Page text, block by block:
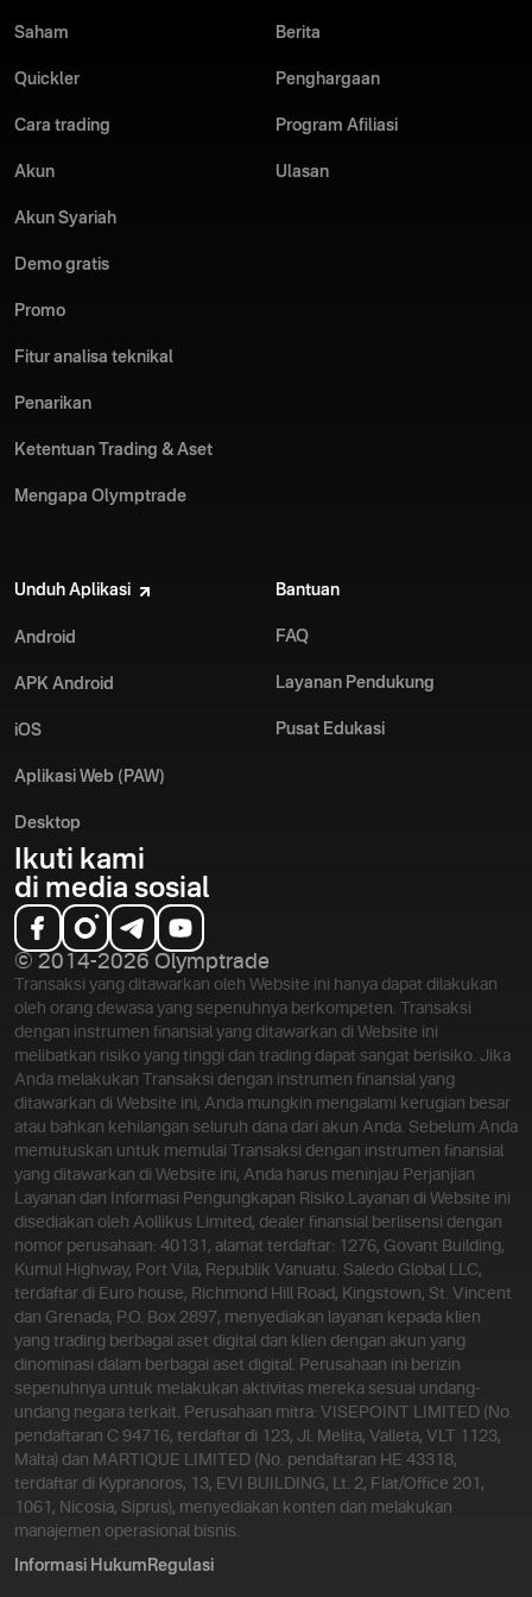
Saham
Quickler
Cara trading
Akun
Akun Syariah
Demo gratis
Promo
Fitur analisa teknikal
Penarikan
Ketentuan Trading & Aset
Mengapa Olymptrade
Berita
Penghargaan
Program Afiliasi
Ulasan
Unduh Aplikasi
Android
APK Android
iOS
Aplikasi Web (PAW)
Desktop
Bantuan
FAQ
Layanan Pendukung
Pusat Edukasi
Ikuti kami
di media sosial
© 2014-2026 Olymptrade
Transaksi yang ditawarkan oleh Website ini hanya dapat dilakukan
oleh orang dewasa yang sepenuhnya berkompeten. Transaksi
dengan instrumen finansial yang ditawarkan di Website ini
melibatkan risiko yang tinggi dan trading dapat sangat berisiko. Jika
Anda melakukan Transaksi dengan instrumen finansial yang
ditawarkan di Website ini, Anda mungkin mengalami kerugian besar
atau bahkan kehilangan seluruh dana dari akun Anda. Sebelum Anda
memutuskan untuk memulai Transaksi dengan instrumen finansial
yang ditawarkan di Website ini, Anda harus meninjau Perjanjian
Layanan dan Informasi Pengungkapan Risiko. Layanan di Website ini
disediakan oleh Aollikus Limited, dealer finansial berlisensi dengan
nomor perusahaan: 40131, alamat terdaftar: 1276, Govant Building,
Kumul Highway, Port Vila, Republik Vanuatu. Saledo Global LLC,
terdaftar di Euro house, Richmond Hill Road, Kingstown, St. Vincent
dan Grenada, P.O. Box 2897, menyediakan layanan kepada klien
yang trading berbagai aset digital dan klien dengan akun yang
dinominasi dalam berbagai aset digital. Perusahaan ini berizin
sepenuhnya untuk melakukan aktivitas mereka sesuai undang-
undang negara terkait. Perusahaan mitra: VISEPOINT LIMITED (No.
pendaftaran C 94716, terdaftar di 123, Jl. Melita, Valleta, VLT 1123,
Malta) dan MARTIQUE LIMITED (No. pendaftaran HE 43318,
terdaftar di Kypranoros, 13, EVI BUILDING, Lt. 2, Flat/Office 201,
1061, Nicosia, Siprus), menyediakan konten dan melakukan
manajemen operasional bisnis.
Informasi Hukum Regulasi